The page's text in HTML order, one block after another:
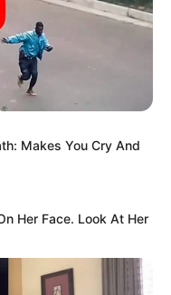
comedia a la cocina:
Marín se suma a
Celebrity
2026
DE ROBO
Makes You Cry And
Her Face. Look At Her